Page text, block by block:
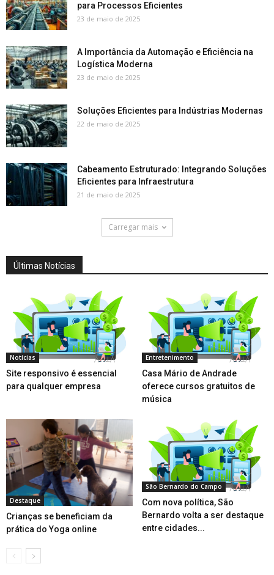
para Processos Eficientes
23 de maio de 2025
A Importância da Automação e Eficiência na
Logística Moderna
23 de maio de 2025
Soluções Eficientes para Indústrias Modernas
22 de maio de 2025
Cabeamento Estruturado: Integrando Soluções
Eficientes para Infraestrutura
21 de maio de 2025
Carregar mais
Últimas Notícias
Notícias
Site responsivo é essencial
para qualquer empresa
Entretenimento
Casa Mário de Andrade
oferece cursos gratuitos de
música
Destaque
Crianças se beneficiam da
prática do Yoga online
São Bernardo do Campo
Com nova política, São
Bernardo volta a ser destaque
entre cidades...